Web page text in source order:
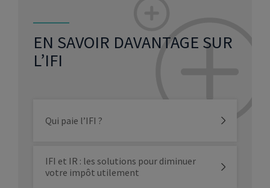
EN SAVOIR DAVANTAGE SUR
L’IFI
Qui paie l’IFI ?
IFI et IR : les solutions pour diminuer
votre impôt utilement